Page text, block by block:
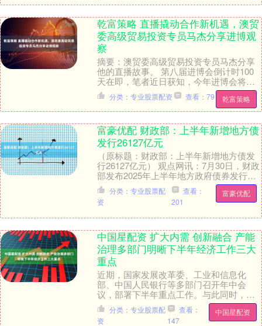
乾富策略 直播撬动合作新机遇，澳贸
委高级贸易投资专员马杰分享进博观
察
摘要：澳贸委高级贸易投资专员马杰分享
他的直播故事。 第八届进博会倒计时100
天在即，笔者近日获知，今年进博会将支
持展商通过网络直播放大参展成效，并首
创“跨境电商....
乾富策略
分类：专业股票配资 查看：79
富豪优配 财政部：上半年新增地方债
发行26127亿元
（原标题：财政部：上半年新增地方债发
行26127亿元） 观点网讯：7月30日，财政
部发布2025年上半年地方政府债券发行数
据。全国共发行新增地方政府债券2612....
富豪优配
分类：专业股票配
资
查看：
201
中国星配资 扩大内需 创新融合 产能
治理多部门明晰下半年经济工作三大
重点
近期，国家发展改革委、工业和信息化
部、中国人民银行等多部门召开年中会
议，部署下半年重点工作。与此同时，多
个部门负责人也纷纷发声，“剧透”下半年将
出台的务实举措。....
中国星配资
分类：专业股票配
资
查看：
147